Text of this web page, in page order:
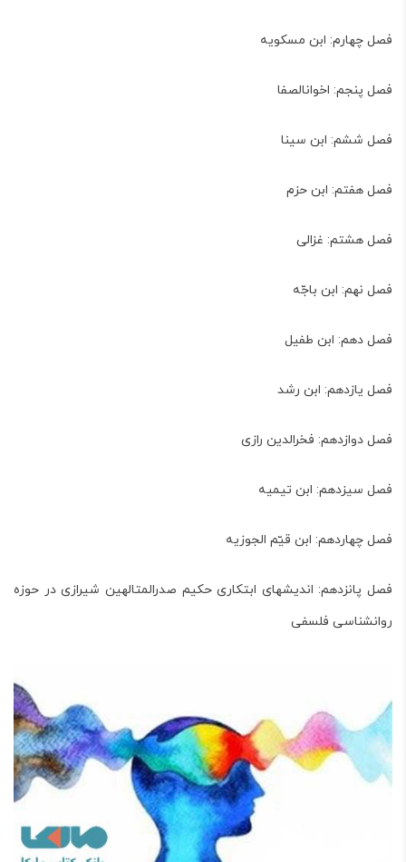
فصل چهارم: ابن مسکویه
فصل پنجم: اخوان­الصفا
فصل ششم: ابن سینا
فصل هفتم: ابن حزم
فصل هشتم: غزالی
فصل نهم: ابن باجّه
فصل دهم: ابن طفیل
فصل یازدهم: ابن رشد
فصل دوازدهم: فخرالدین رازی
فصل سیزدهم: ابن تیمیه
فصل چهاردهم: ابن قیّم الجوزیه
فصل پانزدهم: اندیش­های ابتکاری حکیم صدرالمتالهین شیرازی در حوزه
روان­شناسی فلسفی